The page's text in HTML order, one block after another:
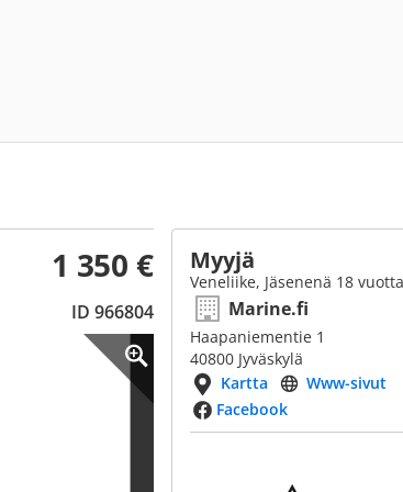
1 350 €
ID 966804
Myyjä
Veneliike, Jäsenenä 18 vuotta
Marine.fi
Haapaniementie 1
40800 Jyväskylä
Kartta
Www-sivut
Facebook